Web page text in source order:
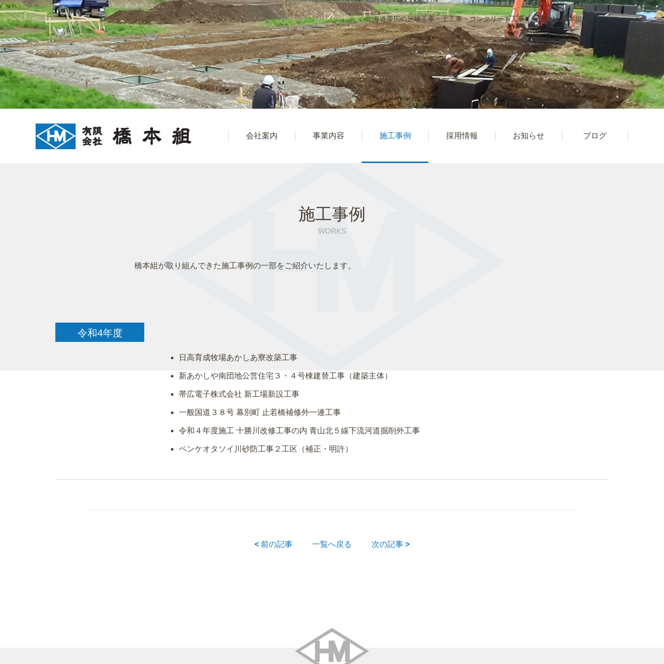
北海道帯広の足場工事・土工事・コンクリート工事「有限会社 橋本組」
会社案内 事業内容 施工事例 採用情報 お知らせ ブログ
施工事例
WORKS
橋本組が取り組んできた施工事例の一部をご紹介いたします。
令和4年度
日高育成牧場あかしあ寮改築工事
新あかしや南団地公営住宅３・４号棟建替工事（建築主体）
帯広電子株式会社 新工場新設工事
一般国道３８号 幕別町 止若橋補修外一連工事
令和４年度施工 十勝川改修工事の内 青山北５線下流河道掘削外工事
ペンケオタソイ川砂防工事２工区（補正・明許）
< 前の記事 一覧へ戻る 次の記事 >